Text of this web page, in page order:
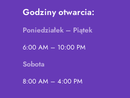
Godziny otwarcia:
Poniedziałek – Piątek
6:00 AM – 10:00 PM
Sobota
8:00 AM – 4:00 PM